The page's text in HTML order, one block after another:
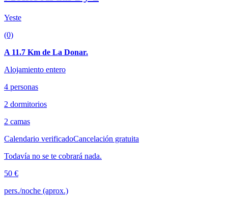
Yeste
(0)
A 11.7 Km de La Donar.
Alojamiento entero
4 personas
2 dormitorios
2 camas
Calendario verificadoCancelación gratuita
Todavía no se te cobrará nada.
50 €
pers./noche (aprox.)